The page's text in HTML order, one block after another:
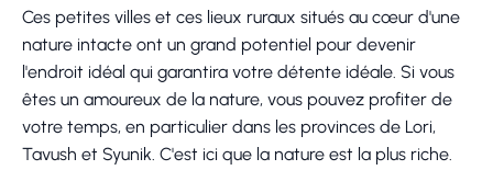
Ces petites villes et ces lieux ruraux situés au cœur d'une
nature intacte ont un grand potentiel pour devenir
l'endroit idéal qui garantira votre détente idéale. Si vous
êtes un amoureux de la nature, vous pouvez profiter de
votre temps, en particulier dans les provinces de Lori,
Tavush et Syunik. C'est ici que la nature est la plus riche.